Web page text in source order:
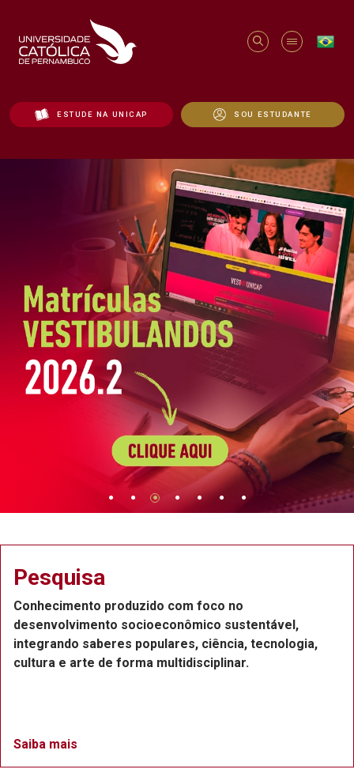
ESTUDE NA UNICAP SOU ESTUDANTE
Pesquisa
Conhecimento produzido com foco no
desenvolvimento socioeconômico sustentável,
integrando saberes populares, ciência, tecnologia,
cultura e arte de forma multidisciplinar.
Saiba mais